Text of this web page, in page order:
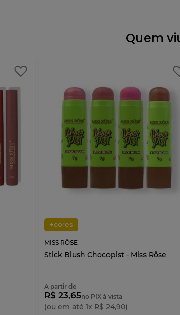
Quem
+cores
MISS RÔSE
Stick Blush Chocopist - Miss Rôse
A partir de
R$ 23,65no PIX à vista
(ou em até1x R$ 24,90)